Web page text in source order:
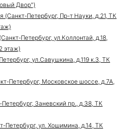
Двор")
(Санкт-Петербург, Пр-т Науки, д.21, ТК
Петербург, ул.Коллонтай, д.18,
этаж)
ул.Савушкина, д.119 к.3, ТК
Петербург, Московское шоссе, д.7А,
Заневский пр., д.38, ТК
Петербург, ул. Хошимина, д.14, ТК